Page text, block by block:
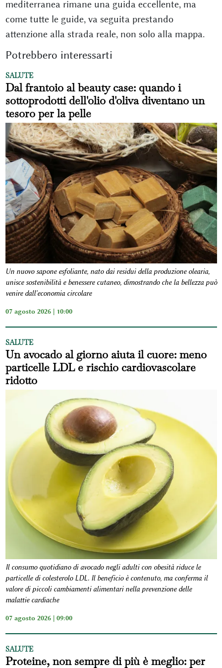
mediterranea rimane una guida eccellente, ma
come tutte le guide, va seguita prestando
attenzione alla strada reale, non solo alla mappa.
Potrebbero interessarti
SALUTE
Dal frantoio al beauty case: quando i
sottoprodotti dell'olio d'oliva diventano un
tesoro per la pelle
Un nuovo sapone esfoliante, nato dai residui della produzione olearia,
unisce sostenibilità e benessere cutaneo, dimostrando che la bellezza può
venire dall'economia circolare
07 agosto 2026 | 10:00
SALUTE
Un avocado al giorno aiuta il cuore: meno
particelle LDL e rischio cardiovascolare
ridotto
Il consumo quotidiano di avocado negli adulti con obesità riduce le
particelle di colesterolo LDL. Il beneficio è contenuto, ma conferma il
valore di piccoli cambiamenti alimentari nella prevenzione delle
malattie cardiache
07 agosto 2026 | 09:00
SALUTE
Proteine, non sempre di più è meglio: per